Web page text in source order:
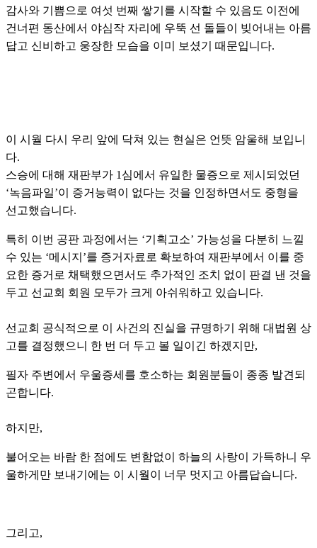
감사와 기쁨으로 여섯 번째 쌓기를 시작할 수 있음도 이전에
건너편 동산에서 야심작 자리에 우뚝 선 돌들이 빚어내는 아름
답고 신비하고 웅장한 모습을 이미 보셨기 때문입니다.
이 시월 다시 우리 앞에 닥쳐 있는 현실은 언뜻 암울해 보입니
다.
스승에 대해 재판부가 1심에서 유일한 물증으로 제시되었던
‘녹음파일’이 증거능력이 없다는 것을 인정하면서도 중형을
선고했습니다.
특히 이번 공판 과정에서는 ‘기획고소’ 가능성을 다분히 느낄
수 있는 ‘메시지’를 증거자료로 확보하여 재판부에서 이를 중
요한 증거로 채택했으면서도 추가적인 조치 없이 판결 낸 것을
두고 선교회 회원 모두가 크게 아쉬워하고 있습니다.
선교회 공식적으로 이 사건의 진실을 규명하기 위해 대법원 상
고를 결정했으니 한 번 더 두고 볼 일이긴 하겠지만,
필자 주변에서 우울증세를 호소하는 회원분들이 종종 발견되
곤합니다.
하지만,
불어오는 바람 한 점에도 변함없이 하늘의 사랑이 가득하니 우
울하게만 보내기에는 이 시월이 너무 멋지고 아름답습니다.
그리고,